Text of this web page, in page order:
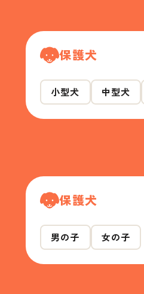
保護犬
小型犬 中型犬
保護犬
男の子 女の子